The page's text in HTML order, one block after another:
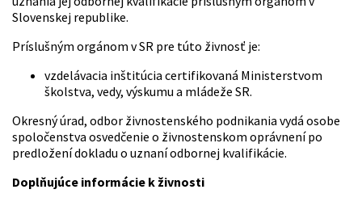
Slovenskej republike.
Príslušným orgánom v SR pre túto živnosť je:
vzdelávacia inštitúcia certifikovaná Ministerstvom
školstva, vedy, výskumu a mládeže SR.
Okresný úrad, odbor živnostenského podnikania vydá osobe
spoločenstva osvedčenie o živnostenskom oprávnení po
predložení dokladu o uznaní odbornej kvalifikácie.
Doplňujúce informácie k živnosti